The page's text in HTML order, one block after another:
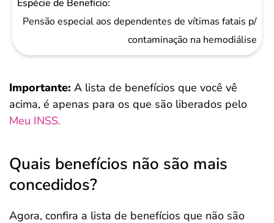
Pensão especial aos dependentes de vítimas fatais p/
contaminação na hemodiálise
Importante: A lista de benefícios que você vê
acima, é apenas para os que são liberados pelo
Meu INSS.
Quais benefícios não são mais
concedidos?
Agora, confira a lista de benefícios que não são